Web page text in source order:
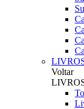
Voltar